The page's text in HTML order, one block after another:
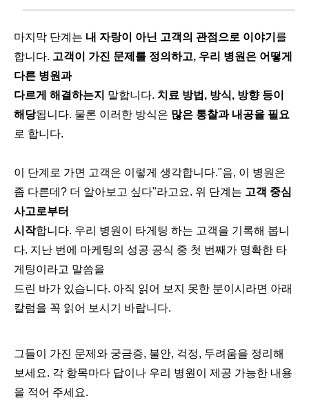
마지막 단계는 내 자랑이 아닌 고객의 관점으로 이야기 를
합니다. 고객이 가진 문제를 정의하고, 우리 병원은 어떻게
다른 병원과
다르게 해결하는지 말합니다. 치료 방법, 방식, 방향 등이
해당됩니다. 물론 이러한 방식은 많은 통찰과 내공을 필요
로 합니다.
이 단계로 가면 고객은 이렇게 생각합니다."음, 이 병원은
좀 다른데? 더 알아보고 싶다"라고요. 위 단계는 고객 중심
사고로부터
시작합니다. 우리 병원이 타게팅 하는 고객을 기록해 봅니
다. 지난 번에 마케팅의 성공 공식 중 첫 번째가 명확한 타
게팅이라고 말씀을
드린 바가 있습니다. 아직 읽어 보지 못한 분이시라면 아래
칼럼을 꼭 읽어 보시기 바랍니다.
그들이 가진 문제와 궁금증, 불안, 걱정, 두려움을 정리해
보세요. 각 항목마다 답이나 우리 병원이 제공 가능한 내용
을 적어 주세요.